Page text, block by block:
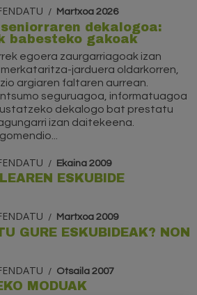
Martxoa 2026
dekalogoa:
babesteko gakoak
egoera zaurgarriagoak izan
jarduera oldarkorren,
argiaren faltaren aurrean.
seguruagoa, informatuagoa
dekalogo bat prestatu
izan daitekeena.
Ekaina 2009
ESKUBIDE
Martxoa 2009
GURE ESKUBIDEAK? NON
Otsaila 2007
MODUAK